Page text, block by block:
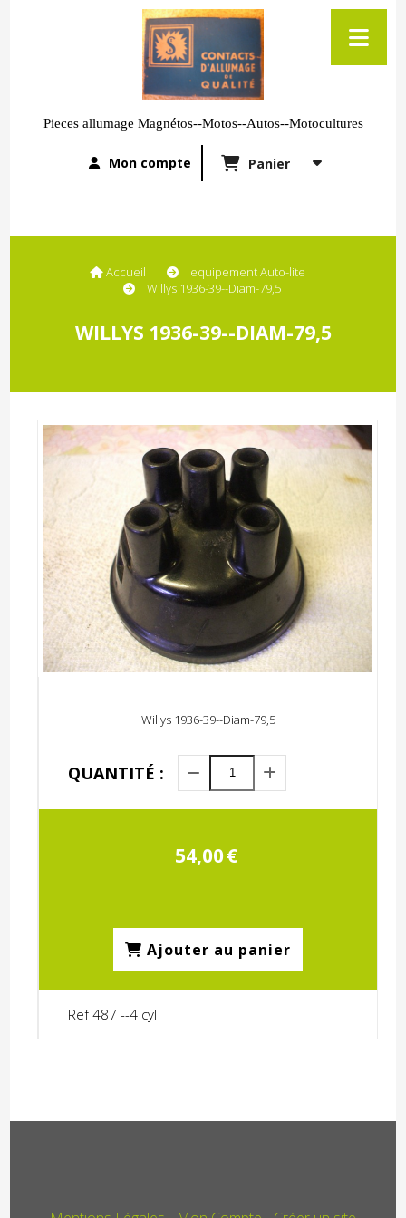
Pieces allumage Magnétos--Motos--Autos--Motocultures
Mon compte Panier
Accueil
equipement Auto-lite
Willys 1936-39--Diam-79,5
WILLYS 1936-39--DIAM-79,5
Willys 1936-39--Diam-79,5
54,00€
QUANTITÉ :
Ajouter au panier
Ref 487 --4 cyl